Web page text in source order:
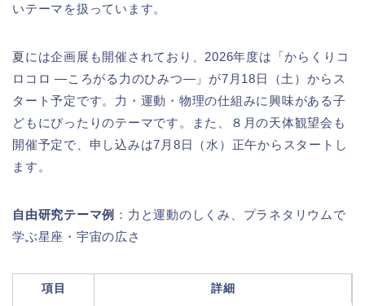
いテーマを扱っています。
夏には企画展も開催されており、2026年度は「からくりコ
ロコロ ―ころがる力のひみつ―」が7月18日（土）からス
タート予定です。力・運動・物理の仕組みに興味がある子
どもにぴったりのテーマです。また、８月の天体観望会も
開催予定で、申し込みは7月8日（水）正午からスタートし
ます。
自由研究テーマ例 ：力と運動のしくみ、プラネタリウムで
学ぶ星座・宇宙の広さ
項目 詳細